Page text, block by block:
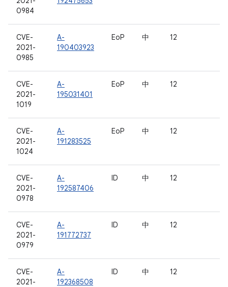
0984
CVE-
2021-
0985
A-
190403923
EoP 中 12
CVE-
2021-
1019
A-
195031401
EoP 中 12
CVE-
2021-
1024
A-
191283525
EoP 中 12
CVE-
2021-
0978
A-
192587406
ID 中 12
CVE-
2021-
0979
A-
191772737
ID 中 12
CVE-
2021-
A-
192368508
ID 中 12